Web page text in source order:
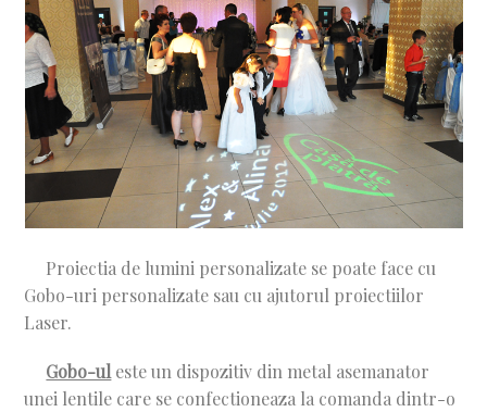
Proiectia de lumini personalizate se poate face cu
Gobo-uri personalizate sau cu ajutorul proiectiilor
Laser.
Gobo-ul este un dispozitiv din metal asemanator
unei lentile care se confectioneaza la comanda dintr-o